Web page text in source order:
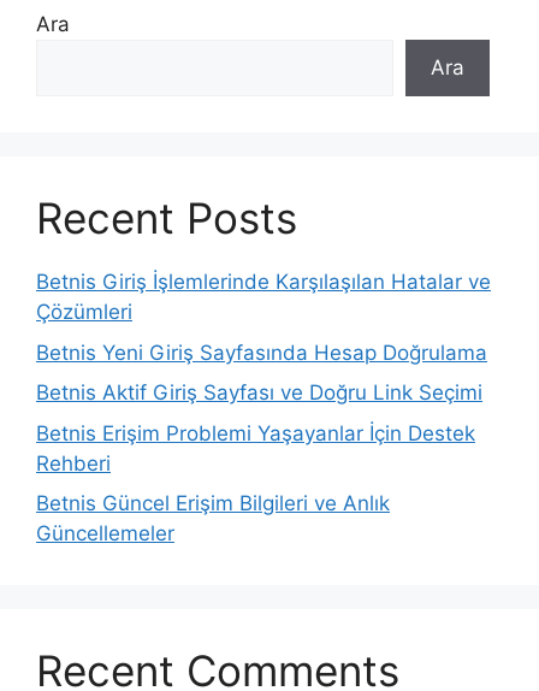
Ara
Ara
Recent Posts
Betnis Giriş İşlemlerinde Karşılaşılan Hatalar ve
Çözümleri
Betnis Yeni Giriş Sayfasında Hesap Doğrulama
Betnis Aktif Giriş Sayfası ve Doğru Link Seçimi
Betnis Erişim Problemi Yaşayanlar İçin Destek
Rehberi
Betnis Güncel Erişim Bilgileri ve Anlık
Güncellemeler
Recent Comments